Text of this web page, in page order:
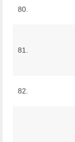
80.
81.
82.